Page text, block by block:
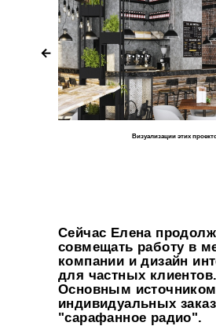
Визуализации этих
Сейчас Елена
совмещать работу в
компании и дизайн
для частных клиентов.
Основным источником
индивидуальных
"сарафанное радио".